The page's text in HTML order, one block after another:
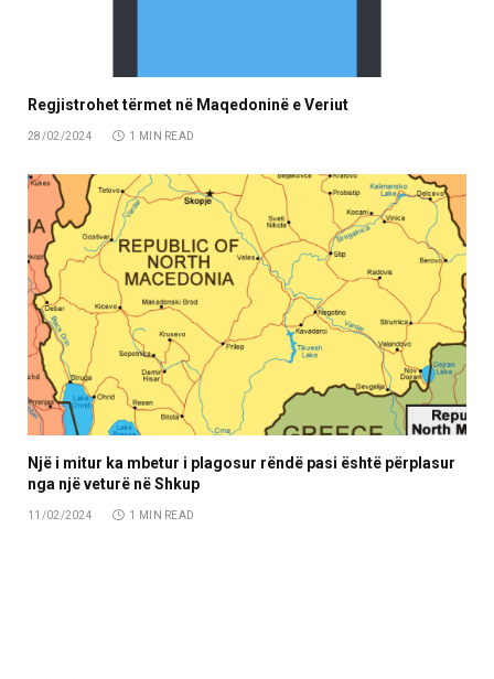
Regjistrohet tërmet në Maqedoninë e Veriut
28/02/2024 1 MIN READ
Një i mitur ka mbetur i plagosur rëndë pasi është përplasur
nga një veturë në Shkup
11/02/2024 1 MIN READ